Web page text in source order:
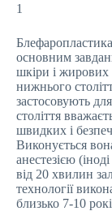
1
основним
шкіри і жирових
нижнього
застосовують
століття
швидких і
Виконується
анестезією
від 20 хвилин
технології
близько 7-10